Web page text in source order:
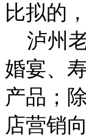
比拟的
泸州老
婚宴、
产品；
店营销